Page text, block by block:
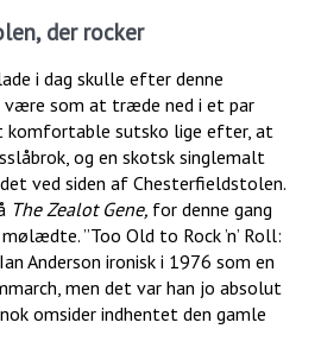
der rocker
i dag skulle efter denne
være som at træde ned i et par
komfortable sutsko lige efter, at
og en skotsk singlemalt
ved siden af Chesterfieldstolen.
The Zealot Gene, for denne gang
”Too Old to Rock ’n’ Roll:
Anderson ironisk i 1976 som en
men det var han jo absolut
omsider indhentet den gamle